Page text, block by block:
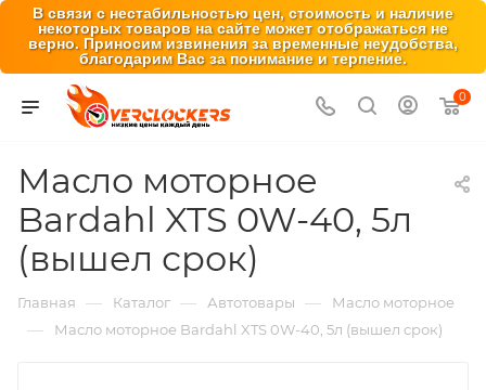
В связи с нестабильностью цен, стоимость и наличие
некоторых товаров на сайте может отображаться не
верно. Приносим извинения за временные неудобства,
благодарим Вас за понимание и терпение.
0
Масло моторное
Bardahl XTS 0W-40, 5л
(вышел срок)
Главная — Каталог — Автотовары — Масло моторное
— Масло моторное Bardahl XTS 0W-40, 5л (вышел срок)